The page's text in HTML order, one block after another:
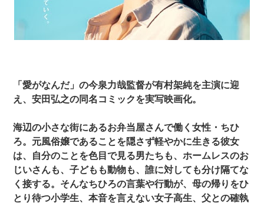
「愛がなんだ」の今泉力哉監督が有村架純を主演に迎
え、安田弘之の同名コミックを実写映画化。
海辺の小さな街にあるお弁当屋さんで働く女性・ちひ
ろ。元風俗嬢であることを隠さず軽やかに生きる彼女
は、自分のことを色目で見る男たちも、ホームレスのお
じいさんも、子どもも動物も、誰に対しても分け隔てな
く接する。そんなちひろの言葉や行動が、母の帰りをひ
とり待つ小学生、本音を言えない女子高生、父との確執